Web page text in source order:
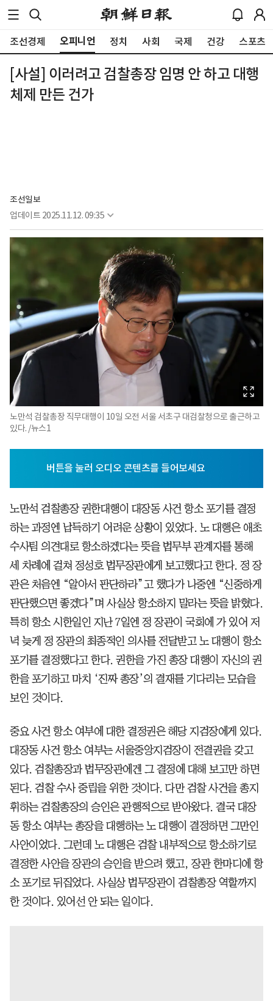
조선경제 오피니언 정치 사회 국제 건강 스포츠
[사설] 이러려고 검찰총장 임명 안 하고 대행
체제 만든 건가
조선일보
업데이트 2025.11.12. 09:35
노만석 검찰총장 직무대행이 10일 오전 서울 서초구 대검찰청으로 출근하고
있다. /뉴스1
노만석 검찰총장 권한대행이 대장동 사건 항소 포기를 결정
하는 과정엔 납득하기 어려운 상황이 있었다. 노 대행은 애초
수사팀 의견대로 항소하겠다는 뜻을 법무부 관계자를 통해
세 차례에 걸쳐 정성호 법무장관에게 보고했다고 한다. 정 장
관은 처음엔 “알아서 판단하라”고 했다가 나중엔 “신중하게
판단했으면 좋겠다”며 사실상 항소하지 말라는 뜻을 밝혔다.
특히 항소 시한일인 지난 7일엔 정 장관이 국회에 가 있어 저
녁 늦게 정 장관의 최종적인 의사를 전달받고 노 대행이 항소
포기를 결정했다고 한다. 권한을 가진 총장 대행이 자신의 권
한을 포기하고 마치 ‘진짜 총장’의 결재를 기다리는 모습을
보인 것이다.
중요 사건 항소 여부에 대한 결정권은 해당 지검장에게 있다.
대장동 사건 항소 여부는 서울중앙지검장이 전결권을 갖고
있다. 검찰총장과 법무장관에겐 그 결정에 대해 보고만 하면
된다. 검찰 수사 중립을 위한 것이다. 다만 검찰 사건을 총지
휘하는 검찰총장의 승인은 관행적으로 받아왔다. 결국 대장
동 항소 여부는 총장을 대행하는 노 대행이 결정하면 그만인
사안이었다. 그런데 노 대행은 검찰 내부적으로 항소하기로
결정한 사안을 장관의 승인을 받으려 했고, 장관 한마디에 항
소 포기로 뒤집었다. 사실상 법무장관이 검찰총장 역할까지
한 것이다. 있어선 안 되는 일이다.